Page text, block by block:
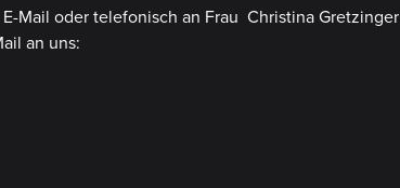
Mail oder telefonisch an Frau Christina Gretzinger
an uns: